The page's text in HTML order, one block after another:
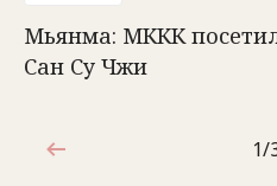
Мьянма: МККК
Сан Су Чжи
1
1/